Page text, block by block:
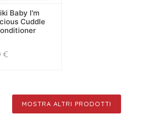
Baby I'm
Cuddle
€
MOSTRA ALTRI PRODOTTI